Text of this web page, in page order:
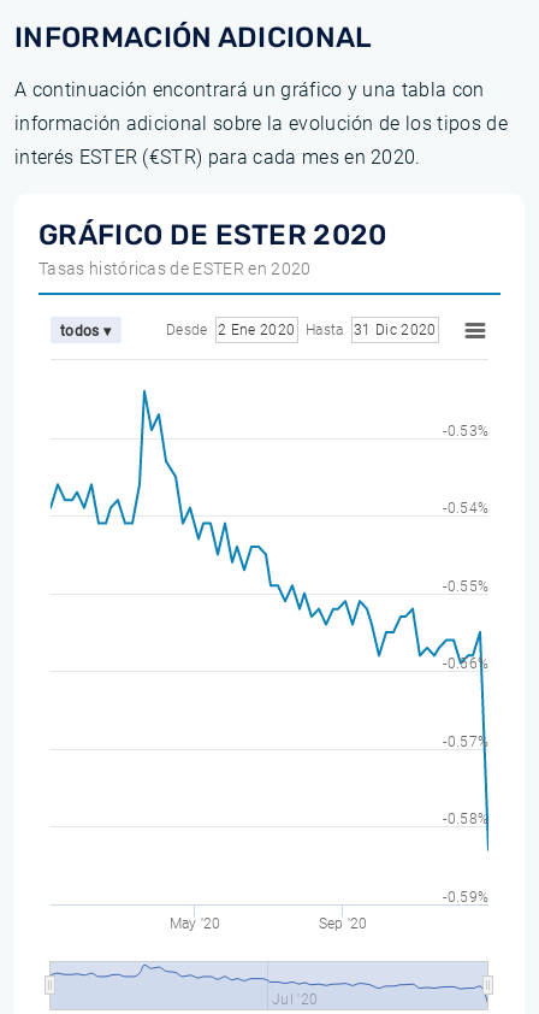
INFORMACIÓN ADICIONAL
A continuación encontrará un gráfico y una tabla con
información adicional sobre la evolución de los tipos de
interés ESTER (€STR) para cada mes en 2020.
GRÁFICO DE ESTER 2020
Tasas históricas de ESTER en 2020
todos ▾ Desde 2 Ene 2020 Hasta 31 Dic 2020
May '20 Sep '20
Jul '20
-0.59%
-0.58%
-0.57%
-0.56%
-0.55%
-0.54%
-0.53%